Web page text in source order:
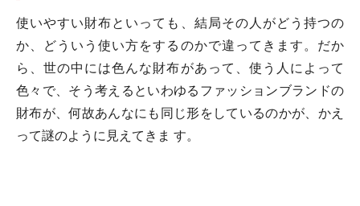
使いやすい財布といっても、結局その人がどう持つの
か、どういう使い方をするのかで違ってきます。だか
ら、世の中には色んな財布があって、使う人によって
色々で、そう考えるといわゆるファッションブランドの
財布が、何故あんなにも同じ形をしているのかが、かえ
って謎のように見えてきま す。